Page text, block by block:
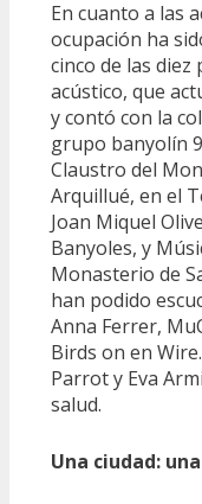
En cuanto a las
ocupación ha
cinco de las
acústico, que
y contó con la
grupo banyolín
Claustro del
Arquillué, en el
Joan Miquel
Banyoles, y
Monasterio de
han podido
Anna Ferrer,
Birds on en
Parrot y Eva
salud.
Una ciudad: